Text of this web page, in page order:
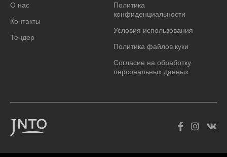
О нас
Контакты
Тендер
Политика
конфиденциальности
Условия использования
Политика файлов куки
Согласие на обработку
персональных данных